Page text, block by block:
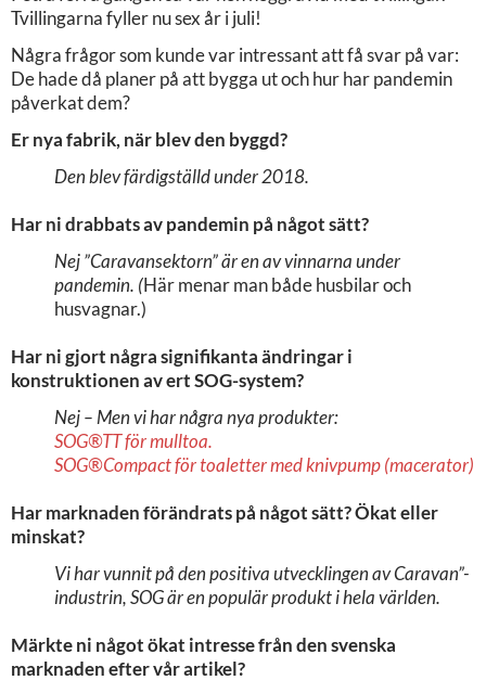
Tvillingarna fyller nu sex år i juli!
Några frågor som kunde var intressant att få svar på var:
De hade då planer på att bygga ut och hur har pandemin
påverkat dem?
Er nya fabrik, när blev den byggd?
Den blev färdigställd under 2018.
Har ni drabbats av pandemin på något sätt?
Nej ”Caravansektorn”är en av vinnarna under
pandemin. (Här menar man både husbilar och
husvagnar.)
Har ni gjort några signifikanta ändringar i
konstruktionen av ert SOG-system?
Nej – Men vi har några nya produkter:
SOG®TT för mulltoa.
SOG®Compact för toaletter med knivpump (macerator)
Har marknaden förändrats på något sätt? Ökat eller
minskat?
Vi har vunnit på den positiva utvecklingen av Caravan”-
industrin, SOG är en populär produkt i hela världen.
Märkte ni något ökat intresse från den svenska
marknaden efter vår artikel?